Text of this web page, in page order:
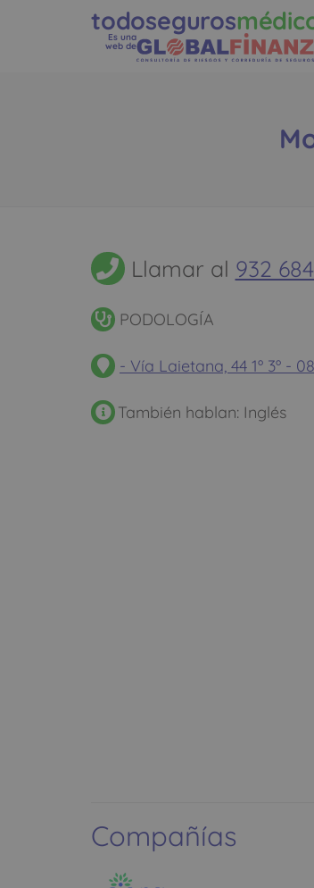
todoseguros
Es una
web de
Llamar al 932
PODOLOGÍA
- Vía Laietana, 44 1º 3º -
También hablan: Inglés
Compañías